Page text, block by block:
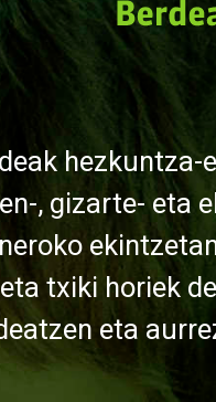
, gizarte- eta
txiki horiek
eta